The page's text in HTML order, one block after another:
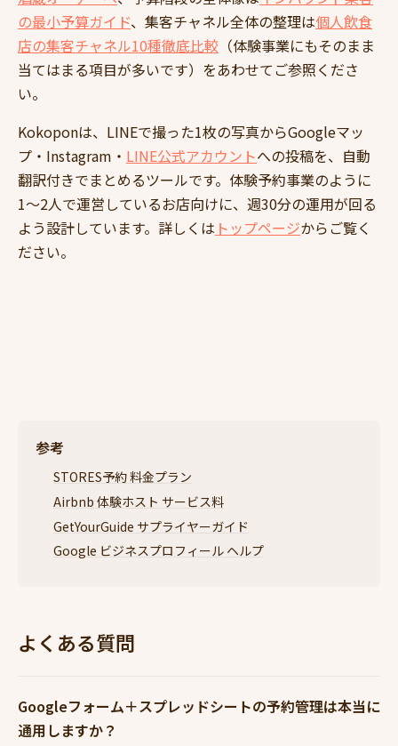
の最小予算ガイド、集客チャネル全体の整理は個人飲食
店の集客チャネル10種徹底比較 （体験事業にもそのまま
当てはまる項目が多いです）をあわせてご参照くださ
い。
Kokoponは、LINEで撮った1枚の写真からGoogleマッ
プ・Instagram・ LINE公式アカウントへの投稿を、自動
翻訳付きでまとめるツールです。体験予約事業のように
1〜2人で運営しているお店向けに、週30分の運用が回る
よう設計しています。詳しくは トップページからご覧く
ださい。
参考
STORES予約 料金プラン
Airbnb 体験ホスト サービス料
GetYourGuide サプライヤーガイド
Google ビジネスプロフィール ヘルプ
よくある質問
Googleフォーム＋スプレッドシートの予約管理は本当に
通用しますか？